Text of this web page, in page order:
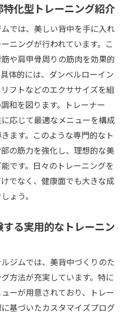
化型トレーニング紹介
では、美しい背中を手に入れ
ニングが行われています。こ
や肩甲骨周りの筋肉を効果的
体的には、ダンベルローイン
フトなどのエクササイズを組
和を図ります。トレーナー
応じて最適なメニューを構成
ます。このような専門的なト
の筋力を強化し、理想的な美
です。日々のトレーニングを
でなく、健康面でも大きな成
ょう。
る実用的なトレーニン
ジムでは、美背中づくりのた
方法が充実しています。特に
ーが用意されており、トレー
基づいたカスタマイズプログ